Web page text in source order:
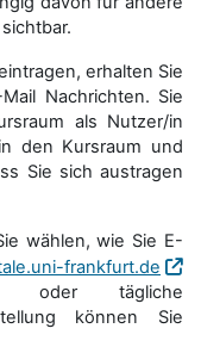
erhalten Sie
Nachrichten. Sie
als Nutzer/in
den Kursraum und
Sie sich austragen
wählen, wie Sie E-
frankfurt.de
oder tägliche
können Sie